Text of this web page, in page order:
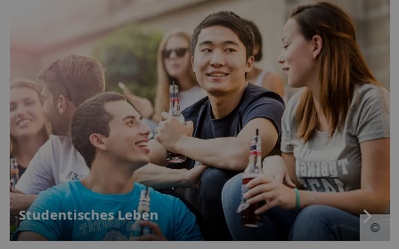
Studentisches Leben